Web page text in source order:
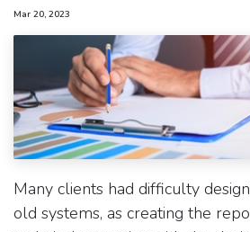
Mar 20, 2023
Many clients had difficulty
old systems, as creating the